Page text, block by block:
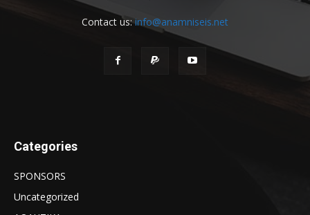
Contact us:info@anamniseis.net
Categories
SPONSORS
Uncategorized